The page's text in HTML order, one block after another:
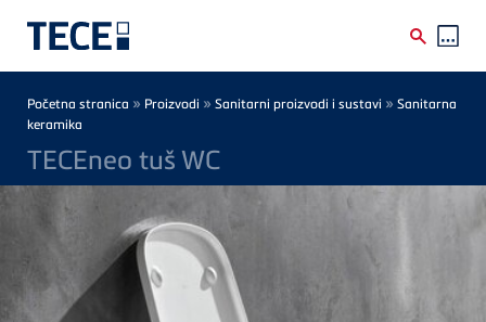
Breadcrumb
Početna stranica » Proizvodi » Sanitarni proizvodi i sustavi » Sanitarna
keramika
TECEneo tuš WC